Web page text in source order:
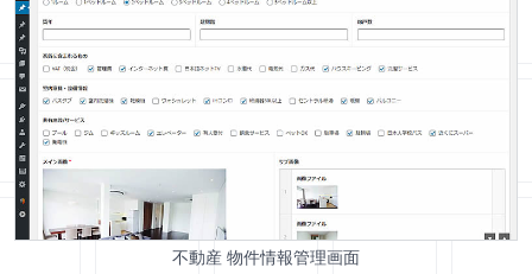
不動産 物件情報管理画面